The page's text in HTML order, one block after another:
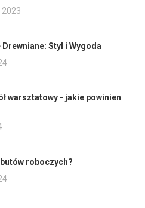
Styl i Wygoda
warsztatowy - jakie powinien
roboczych?